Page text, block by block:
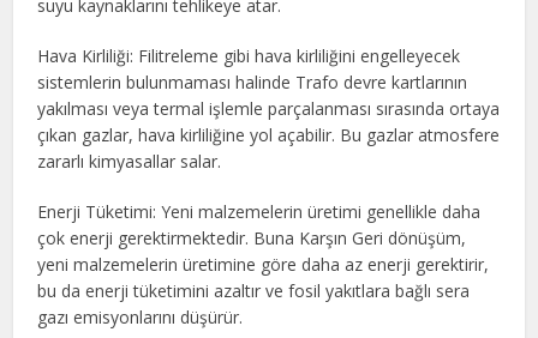
suyu kaynaklarını tehlikeye atar.
Hava Kirliliği: Filitreleme gibi hava kirliliğini engelleyecek
sistemlerin bulunmaması halinde Trafo devre kartlarının
yakılması veya termal işlemle parçalanması sırasında ortaya
çıkan gazlar, hava kirliliğine yol açabilir. Bu gazlar atmosfere
zararlı kimyasallar salar.
Enerji Tüketimi: Yeni malzemelerin üretimi genellikle daha
çok enerji gerektirmektedir. Buna Karşın Geri dönüşüm,
yeni malzemelerin üretimine göre daha az enerji gerektirir,
bu da enerji tüketimini azaltır ve fosil yakıtlara bağlı sera
gazı emisyonlarını düşürür.